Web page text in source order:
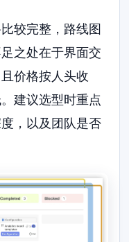
较完整，路线图
之处在于界面交
价格按人头收
建议选型时重点
，以及团队是否